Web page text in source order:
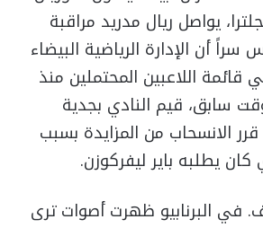
يواصل ريال مدريد مراقبة
أن الإدارة الرياضية البيضاء
اللاعبين المحتملين منذ
سابق، قيم النادي بجدية
الانسحاب من المزايدة بسبب
كان يطلبه باير ليفركوزن.
في البرنابيو ظهرت أصوات ترى